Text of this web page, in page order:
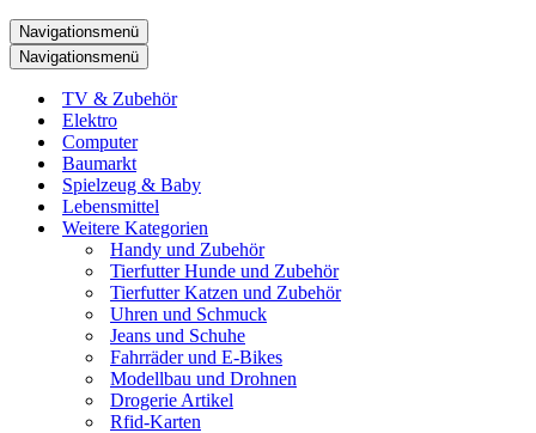
Navigationsmenü
Navigationsmenü
TV & Zubehör
Elektro
Computer
Baumarkt
Spielzeug & Baby
Lebensmittel
Weitere Kategorien
Handy und Zubehör
Tierfutter Hunde und Zubehör
Tierfutter Katzen und Zubehör
Uhren und Schmuck
Jeans und Schuhe
Fahrräder und E-Bikes
Modellbau und Drohnen
Drogerie Artikel
Rfid-Karten